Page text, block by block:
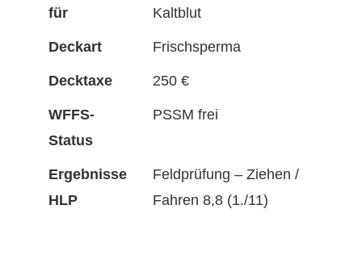
für
Kaltblut
Deckart Frischsperma
Decktaxe 250 €
WFFS-
Status
PSSM frei
Ergebnisse
HLP
Feldprüfung – Ziehen /
Fahren 8,8 (1./11)